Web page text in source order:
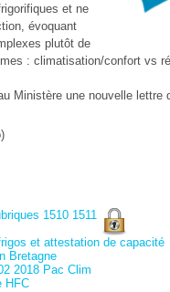
et ne
évoquant
plutôt de
: climatisation/confort vs
Ministère une nouvelle lettre
1510 1511
et attestation de capacité
Bretagne
2018 Pac Clim
HFC